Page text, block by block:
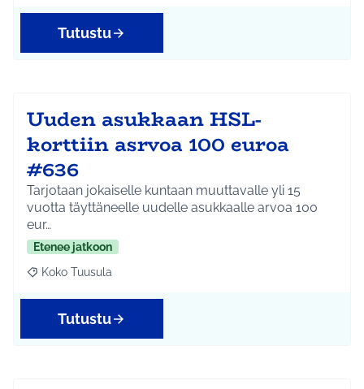
Tutustu
Uuden asukkaan HSL-
korttiin asrvoa 100 euroa
#636
Tarjotaan jokaiselle kuntaan muuttavalle yli 15
vuotta täyttäneelle uudelle asukkaalle arvoa 100
eur…
Etenee jatkoon
Rajaa tulokset aihepiirin mukaan: Koko Tuusula
Koko Tuusula
Tutustu